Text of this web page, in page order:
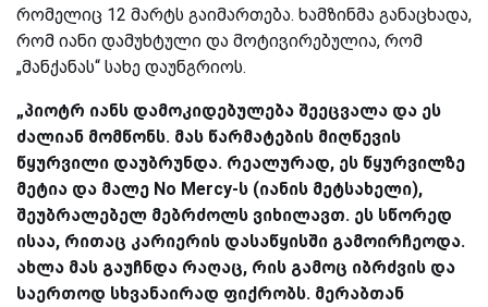
რომელიც 12 მარტს გაიმართება. ხამზინმა განაცხადა,
რომ იანი დამუხტული და მოტივირებულია, რომ
„მანქანას“ სახე დაუნგრიოს.
„პიოტრ იანს დამოკიდებულება შეეცვალა და ეს
ძალიან მომწონს. მას წარმატების მიღწევის
წყურვილი დაუბრუნდა. რეალურად, ეს წყურვილზე
მეტია და მალე No Mercy-ს (იანის მეტსახელი),
შეუბრალებელ მებრძოლს ვიხილავთ. ეს სწორედ
ისაა, რითაც კარიერის დასაწყისში გამოირჩეოდა.
ახლა მას გაუჩნდა რაღაც, რის გამოც იბრძვის და
საერთოდ სხვანაირად ფიქრობს. მერაბთან